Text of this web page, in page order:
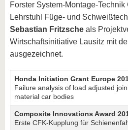
Forster System-Montage-
Lehrstuhl Füge- und
Sebastian Fritzsche als
Wirtschaftsinitiative Lausitz mit
ausgezeichnet.
Honda Initiation Grant Europe
Failure analysis of load adjusted
material car bodies
Composite Innovations Award
Erste CFK‐Kupplung für